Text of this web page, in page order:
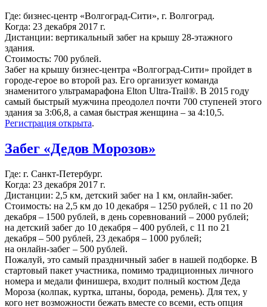
Где: бизнес-центр «Волгоград-Сити», г. Волгоград.
Когда: 23 декабря 2017 г.
Дистанции: вертикальный забег на крышу 28-этажного
здания.
Стоимость: 700 рублей.
Забег на крышу бизнес-центра «Волгоград-Сити» пройдет в
городе-герое во второй раз. Его организует команда
знаменитого ультрамарафона Elton Ultra-Trail®. В 2015 году
самый быстрый мужчина преодолел почти 700 ступеней этого
здания за 3:06,8, а самая быстрая женщина – за 4:10,5.
Регистрация открыта.
Забег «Дедов Морозов»
Где: г. Санкт-Петербург.
Когда: 23 декабря 2017 г.
Дистанции: 2,5 км, детский забег на 1 км, онлайн-забег.
Стоимость: на 2,5 км до 10 декабря – 1250 рублей, с 11 по 20
декабря – 1500 рублей, в день соревнований – 2000 рублей;
на детский забег до 10 декабря – 400 рублей, с 11 по 21
декабря – 500 рублей, 23 декабря – 1000 рублей;
на онлайн-забег – 500 рублей.
Пожалуй, это самый праздничный забег в нашей подборке. В
стартовый пакет участника, помимо традиционных личного
номера и медали финишера, входит полный костюм Деда
Мороза (колпак, куртка, штаны, борода, ремень). Для тех, у
кого нет возможности бежать вместе со всеми, есть опция